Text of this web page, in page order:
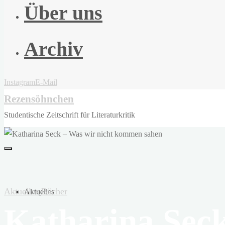
Über uns
Archiv
InstagramE-Mail
Rezensöhnchen
Studentische Zeitschrift für Literaturkritik
Aktuelles
Aktuelles Bücher